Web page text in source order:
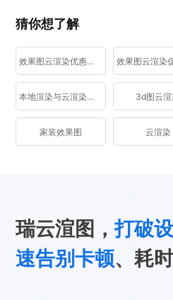
猜你想了解
效果图云渲染优惠活动
本地渲染与云渲染区别 3d图云渲
家装效果图 云渲染
瑞云渲图，打破
速告别卡顿、耗